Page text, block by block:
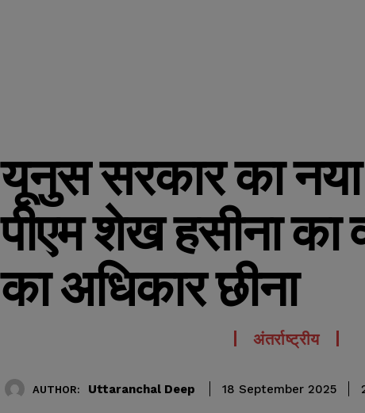
यूनुस सरकार का नया
पीएम शेख हसीना का
का अधिकार छीना
अंतर्राष्ट्रीय
AUTHOR: Uttaranchal Deep 18 September 2025